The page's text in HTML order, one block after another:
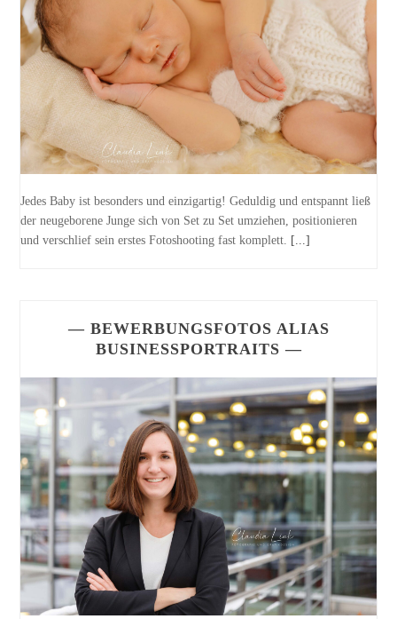
Jedes Baby ist besonders und einzigartig! Geduldig und entspannt ließ
der neugeborene Junge sich von Set zu Set umziehen, positionieren
und verschlief sein erstes Fotoshooting fast komplett. [...]
— BEWERBUNGSFOTOS ALIAS
BUSINESSPORTRAITS —